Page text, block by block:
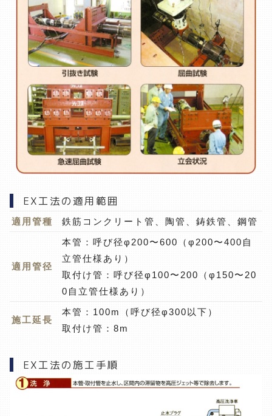
EX工法の適用範囲
適用管種 鉄筋コンクリート管、陶管、鋳鉄管、鋼管
適用管径
本管：呼び径φ200〜600（φ200〜400自
立管仕様あり）
取付け管：呼び径φ100〜200（φ150〜20
0自立管仕様あり）
施工延長
本管：100m（呼び径φ300以下）
取付け管：8m
EX工法の施工手順